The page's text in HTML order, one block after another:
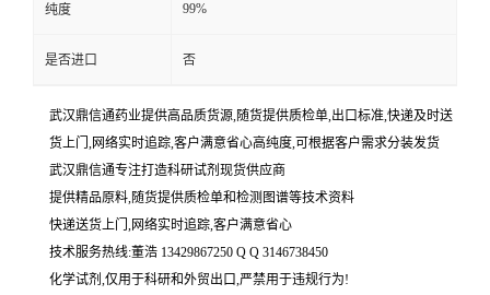
纯度 99%
是否进口 否
武汉鼎信通药业提供高品质货源,随货提供质检单,出口标准,快递及时送
货上门,网络实时追踪,客户满意省心高纯度,可根据客户需求分装发货
武汉鼎信通专注打造科研试剂现货供应商
提供精品原料,随货提供质检单和检测图谱等技术资料
快递送货上门,网络实时追踪,客户满意省心
技术服务热线:董浩 13429867250 Q Q 3146738450
化学试剂,仅用于科研和外贸出口,严禁用于违规行为!